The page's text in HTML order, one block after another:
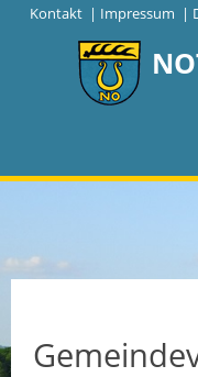
Kontakt | Impressum |